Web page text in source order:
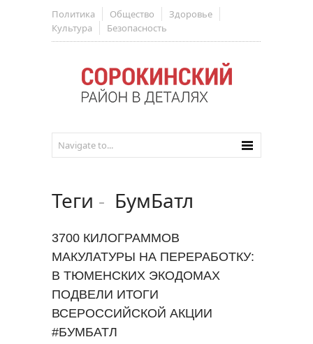
Политика Общество
Здоровье
Культура
Безопасность
Теги - БумБатл
3700 КИЛОГРАММОВ
МАКУЛАТУРЫ НА ПЕРЕРАБОТКУ:
В ТЮМЕНСКИХ ЭКОДОМАХ
ПОДВЕЛИ ИТОГИ
ВСЕРОССИЙСКОЙ АКЦИИ
#БУМБАТЛ